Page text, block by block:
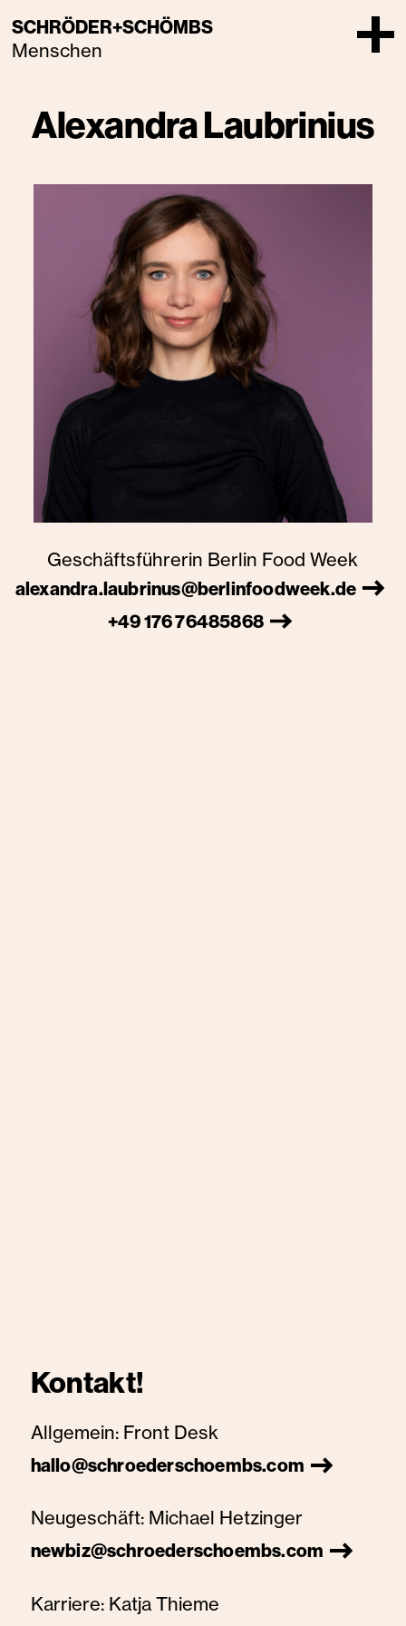
SCHRÖDER+SCHÖMBS
Menschen
Alexandra Laubrinius
Geschäftsführerin Berlin Food Week
alexandra.laubrinus@berlinfoodweek.de
+49 176 76485868
Kontakt!
Allgemein: Front Desk
hallo@schroederschoembs.com
Neugeschäft: Michael Hetzinger
newbiz@schroederschoembs.com
Karriere: Katja Thieme